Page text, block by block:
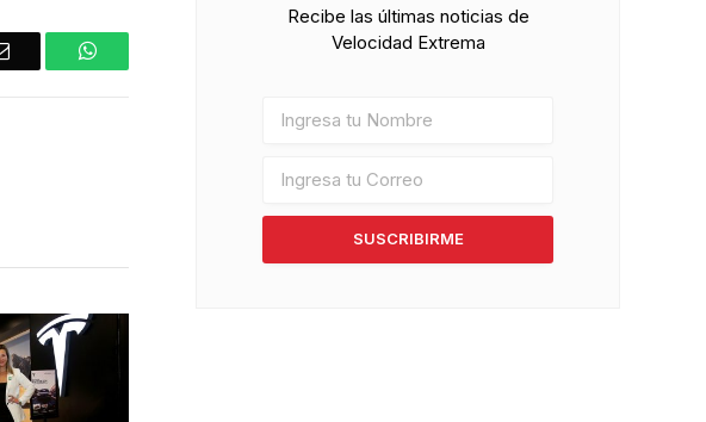
Email WhatsApp
Recibe las últimas noticias de
Velocidad Extrema
SUSCRIBIRME